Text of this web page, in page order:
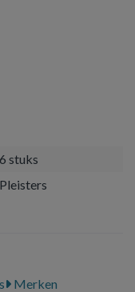
6 stuks
Pleisters
Merken